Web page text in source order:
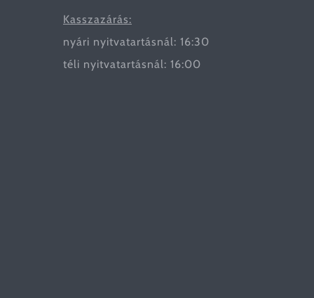
Kasszazárás:
nyári nyitvatartásnál: 16:30
téli nyitvatartásnál: 16:00